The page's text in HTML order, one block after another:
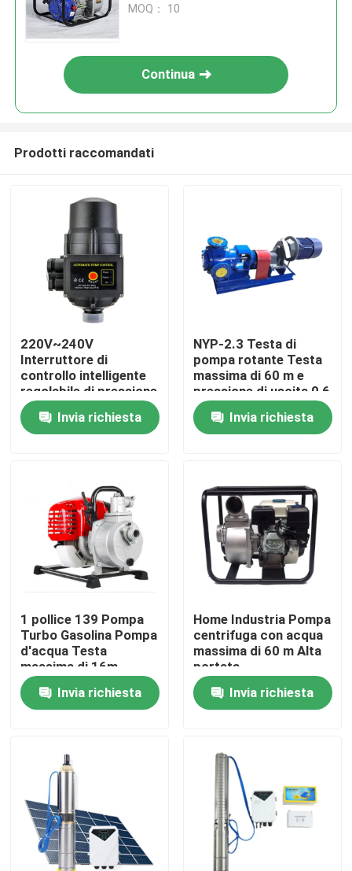
Casa.
Su di noi
Visita alla fabbrica
Controllo della qualità
Notizie
Casi
Richiedere un preventivo
Cuscinetto a rulli cilindrico
cuscinetti a rulli d'allineamento di auto
testa 28m
MOQ： 10
Continua
Prodotti raccomandati
220V~240V
Interruttore di
controllo intelligente
regolabile di pressione
per pompe idriche
Invia richiesta
NYP-2.3 Testa di
pompa rotante Testa
massima di 60 m e
pressione di uscita 0,6
MPa Corpo di ghisa
Invia richiesta
1 pollice 139 Pompa
Turbo Gasolina Pompa
d'acqua Testa
massima di 16m
Quattro tempi
Invia richiesta
Home Industria Pompa
centrifuga con acqua
massima di 60 m Alta
portata
Invia richiesta